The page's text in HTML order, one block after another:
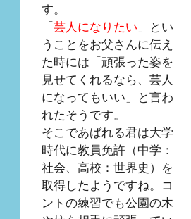
す。
「芸人になりたい 」とい
うことをお父さんに伝え
た時には「頑張った姿を
見せてくれるなら、芸人
になってもいい」と言わ
れたそうです。
そこであばれる君は大学
時代に教員免許（中学：
社会、高校：世界史）を
取得したようですね。コ
ントの練習でも公園の木